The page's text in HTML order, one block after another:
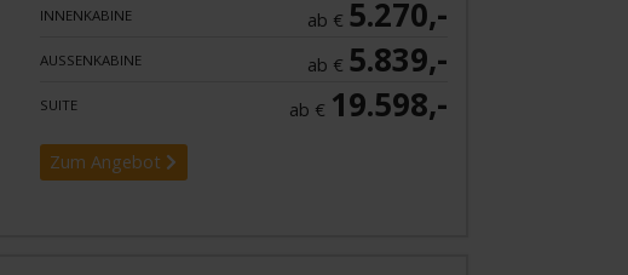
INNENKABINE ab € 5.270,-
AUSSENKABINE ab € 5.839,-
SUITE ab € 19.598,-
Zum Angebot